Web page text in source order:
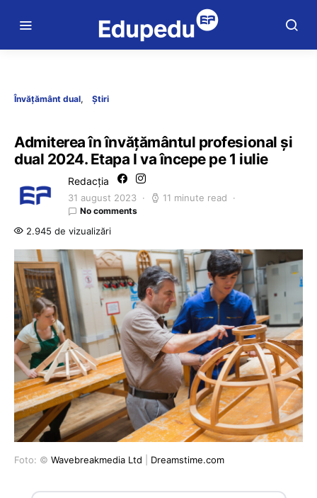
Învățământ dual Știri
Admiterea în învățământul profesional și
dual 2024. Etapa I va începe pe 1 iulie
Redacția
31 august 2023 11 minute read
No comments
2.945 de vizualizări
Foto: © Wavebreakmedia Ltd Dreamstime.com